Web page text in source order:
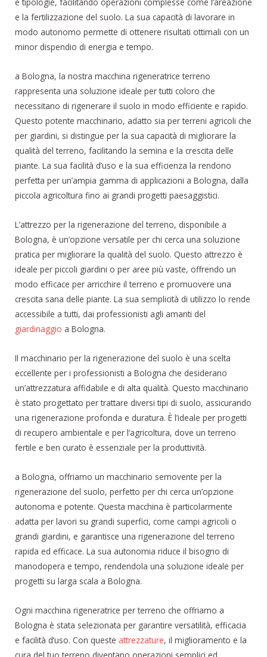
e la fertilizzazione del suolo. La sua capacità di lavorare in
modo autonomo permette di ottenere risultati ottimali con un
minor dispendio di energia e tempo.
a Bologna, la nostra macchina rigeneratrice terreno
rappresenta una soluzione ideale per tutti coloro che
necessitano di rigenerare il suolo in modo efficiente e rapido.
Questo potente macchinario, adatto sia per terreni agricoli che
per giardini, si distingue per la sua capacità di migliorare la
qualità del terreno, facilitando la semina e la crescita delle
piante. La sua facilità d’uso e la sua efficienza la rendono
perfetta per un’ampia gamma di applicazioni a Bologna, dalla
piccola agricoltura fino ai grandi progetti paesaggistici.
L’attrezzo per la rigenerazione del terreno, disponibile a
Bologna, è un’opzione versatile per chi cerca una soluzione
pratica per migliorare la qualità del suolo. Questo attrezzo è
ideale per piccoli giardini o per aree più vaste, offrendo un
modo efficace per arricchire il terreno e promuovere una
crescita sana delle piante. La sua semplicità di utilizzo lo rende
accessibile a tutti, dai professionisti agli amanti del
giardinaggio a Bologna.
Il macchinario per la rigenerazione del suolo è una scelta
eccellente per i professionisti a Bologna che desiderano
un’attrezzatura affidabile e di alta qualità. Questo macchinario
è stato progettato per trattare diversi tipi di suolo, assicurando
una rigenerazione profonda e duratura. È l’ideale per progetti
di recupero ambientale e per l’agricoltura, dove un terreno
fertile e ben curato è essenziale per la produttività.
a Bologna, offriamo un macchinario semovente per la
rigenerazione del suolo, perfetto per chi cerca un’opzione
autonoma e potente. Questa macchina è particolarmente
adatta per lavori su grandi superfici, come campi agricoli o
grandi giardini, e garantisce una rigenerazione del terreno
rapida ed efficace. La sua autonomia riduce il bisogno di
manodopera e tempo, rendendola una soluzione ideale per
progetti su larga scala a Bologna.
Ogni macchina rigeneratrice per terreno che offriamo a
Bologna è stata selezionata per garantire versatilità, efficacia
e facilità d’uso. Con queste attrezzature, il miglioramento e la
cura del tuo terreno diventano operazioni semplici ed